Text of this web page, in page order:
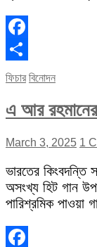
Facebook
Share
ফিচার বিনোদন
এ আর
March 3, 2025 1
ভারতের কিংবদন্তি
অসংখ্য হিট গান
পারিশ্রমিক পাওয়া